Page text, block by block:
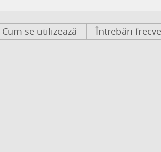
Cum se utilizează Întrebări